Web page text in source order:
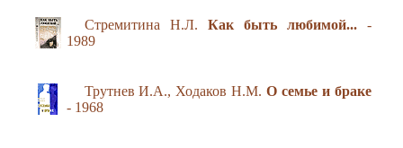
Стремитина Н.Л. Как быть любимой...-
1989
Трутнев И.А., Ходаков Н.М. О семье и браке
- 1968